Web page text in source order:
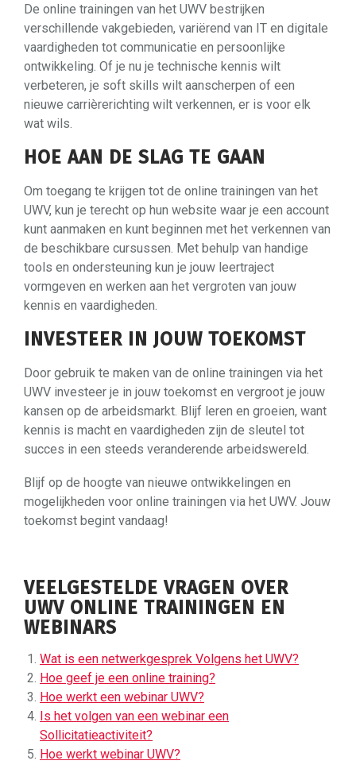
De online trainingen van het UWV bestrijken
verschillende vakgebieden, variërend van IT en digitale
vaardigheden tot communicatie en persoonlijke
ontwikkeling. Of je nu je technische kennis wilt
verbeteren, je soft skills wilt aanscherpen of een
nieuwe carrièrerichting wilt verkennen, er is voor elk
wat wils.
HOE AAN DE SLAG TE GAAN
Om toegang te krijgen tot de online trainingen van het
UWV, kun je terecht op hun website waar je een account
kunt aanmaken en kunt beginnen met het verkennen van
de beschikbare cursussen. Met behulp van handige
tools en ondersteuning kun je jouw leertraject
vormgeven en werken aan het vergroten van jouw
kennis en vaardigheden.
INVESTEER IN JOUW TOEKOMST
Door gebruik te maken van de online trainingen via het
UWV investeer je in jouw toekomst en vergroot je jouw
kansen op de arbeidsmarkt. Blijf leren en groeien, want
kennis is macht en vaardigheden zijn de sleutel tot
succes in een steeds veranderende arbeidswereld.
Blijf op de hoogte van nieuwe ontwikkelingen en
mogelijkheden voor online trainingen via het UWV. Jouw
toekomst begint vandaag!
VEELGESTELDE VRAGEN OVER
UWV ONLINE TRAININGEN EN
WEBINARS
Wat is een netwerkgesprek Volgens het UWV?
Hoe geef je een online training?
Hoe werkt een webinar UWV?
Is het volgen van een webinar een
Sollicitatieactiviteit?
Hoe werkt webinar UWV?